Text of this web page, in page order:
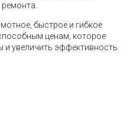
быстрое и гибкое
ценам, которое
и увеличить эффективность